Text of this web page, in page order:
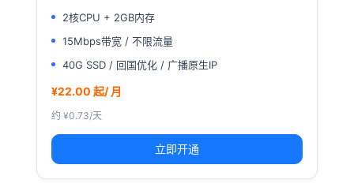
2核CPU + 2GB内存
15Mbps带宽 / 不限流量
40G SSD / 回国优化 / 广播原生IP
¥22.00 起/ 月
约 ¥0.73/天
立即开通